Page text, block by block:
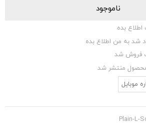
ناموجود
بده
شد به من اطلاع بده
فروش شد
منتشر شد
Plain-L-